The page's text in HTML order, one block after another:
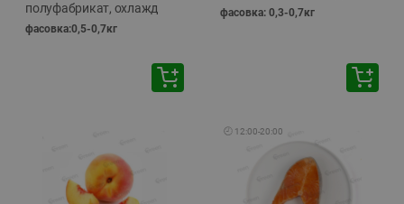
полуфабрикат, охлажд
фасовка:0,5-0,7кг
фасовка: 0,3-0,7кг
🕘 12:00-20:00